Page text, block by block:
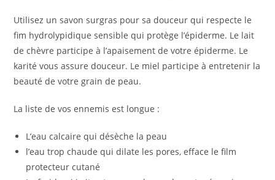
Utilisez un savon surgras pour sa douceur qui respecte le
fim hydrolypidique sensible qui protège l’épiderme. Le lait
de chèvre participe à l’apaisement de votre épiderme. Le
karité vous assure douceur. Le miel participe à entretenir la
beauté de votre grain de peau.
La liste de vos ennemis est longue :
L’eau calcaire qui désèche la peau
l’eau trop chaude qui dilate les pores, efface le film
protecteur cutané